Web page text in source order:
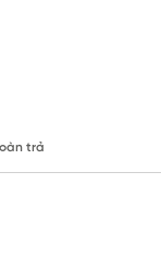
trả